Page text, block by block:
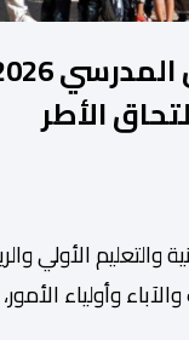
الأطر
والتعلیم الأولي
وأولیاء الأمور،